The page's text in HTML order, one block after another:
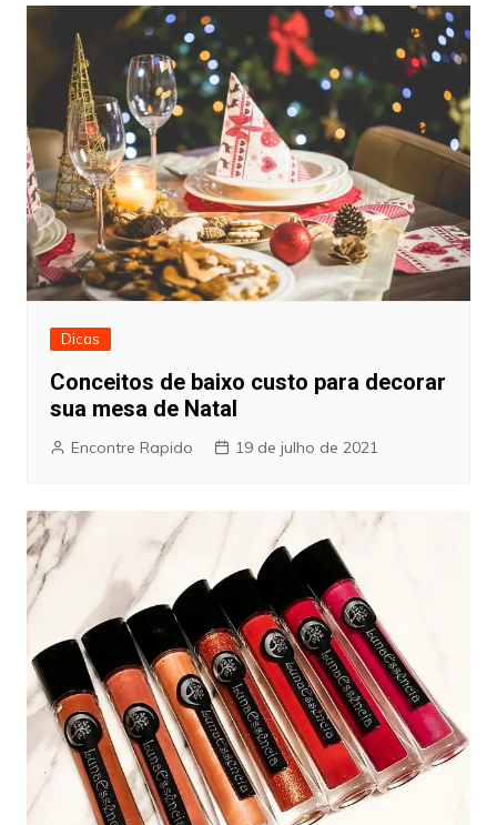
Dicas
Conceitos de baixo custo para decorar
sua mesa de Natal
Encontre Rapido 19 de julho de 2021